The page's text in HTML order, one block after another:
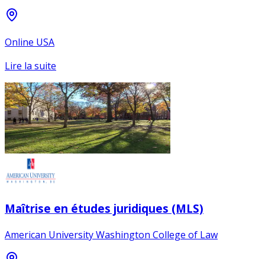
Online USA
Lire la suite
Maîtrise en études juridiques (MLS)
American University Washington College of Law